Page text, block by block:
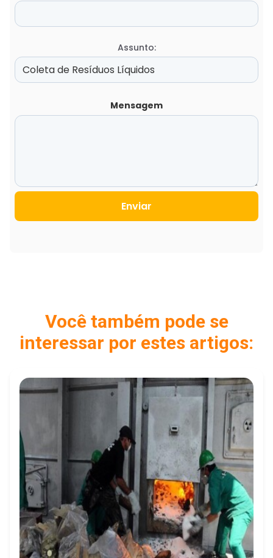
Assunto:
Mensagem
Enviar
Você também pode se
interessar por estes artigos: